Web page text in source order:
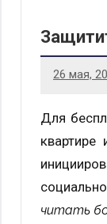
26 мая,
Для
квартире
читать